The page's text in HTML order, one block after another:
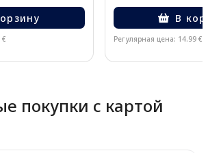
€
В
Регулярная цена: 14.99 €
покупки с картой